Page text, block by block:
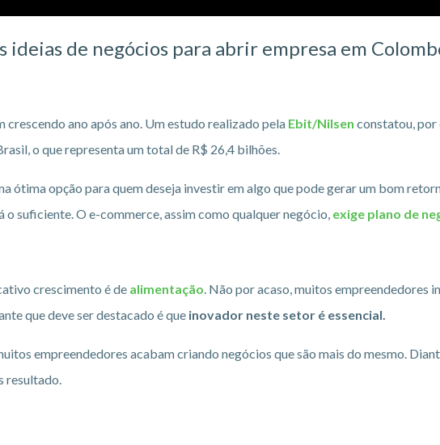
ideias de negócios para abrir empresa em
crescendo ano após ano. Um estudo realizado pela Ebit/Nilsen constatou, por
o que representa um total de R$ 26,4 bilhões.
ótima opção para quem deseja investir em algo que pode gerar um bom
o suficiente. O e-commerce, assim como qualquer negócio, exige plano de
crescimento é de alimentação. Não por acaso, muitos empreendedores
que deve ser destacado é que inovador neste setor é essencial.
empreendedores acabam criando negócios que são mais do mesmo.
resultado.